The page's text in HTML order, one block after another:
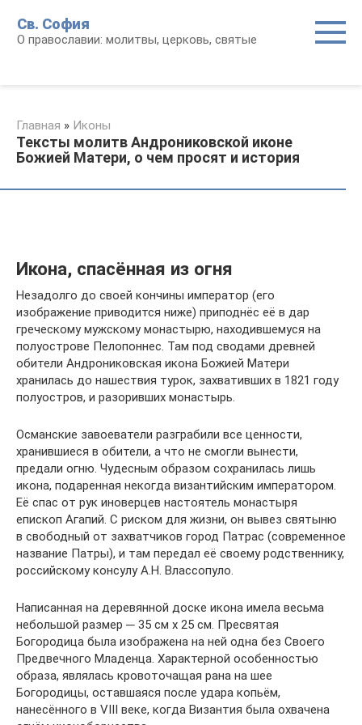
контенту
Св. София
О православии: молитвы, церковь, святые
Главная » Иконы
Тексты молитв Андрониковской иконе
Божией Матери, о чем просят и история
Икона, спасённая из огня
Незадолго до своей кончины император (его
изображение приводится ниже) приподнёс её в дар
греческому мужскому монастырю, находившемуся на
полуострове Пелопоннес. Там под сводами древней
обители Андрониковская икона Божией Матери
хранилась до нашествия турок, захвативших в 1821 году
полуостров, и разоривших монастырь.
Османские завоеватели разграбили все ценности,
хранившиеся в обители, а что не смогли вынести,
предали огню. Чудесным образом сохранилась лишь
икона, подаренная некогда византийским императором.
Её спас от рук иноверцев настоятель монастыря
епископ Агапий. С риском для жизни, он вывез святыню
в свободный от захватчиков город Патрас (современное
название Патры), и там передал её своему родственнику,
российскому консулу А.Н. Влассопуло.
Написанная на деревянной доске икона имела весьма
небольшой размер ─ 35 см х 25 см. Пресвятая
Богородица была изображена на ней одна без Своего
Предвечного Младенца. Характерной особенностью
образа, являлась кровоточащая рана на шее
Богородицы, оставшаяся после удара копьём,
нанесённого в VIII веке, когда Византия была охвачена